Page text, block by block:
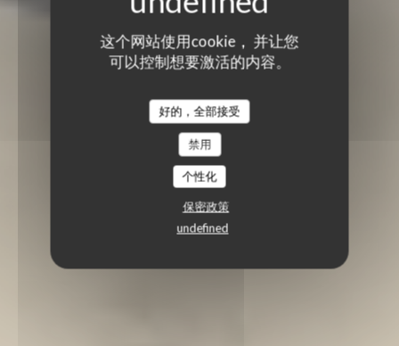
这个网站使用cookie， 并让您
可以控制想要激活的内容。
好的，全部接受
禁用
个性化
保密政策
undefined